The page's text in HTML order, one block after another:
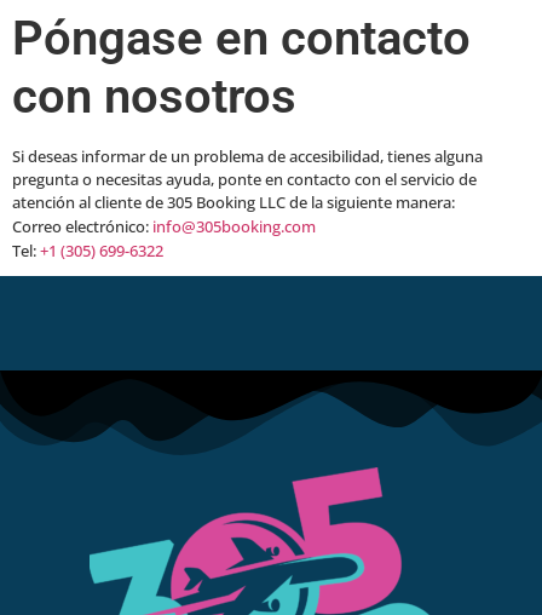
Póngase en contacto
con nosotros
Si deseas informar de un problema de accesibilidad, tienes alguna
pregunta o necesitas ayuda, ponte en contacto con el servicio de
atención al cliente de 305 Booking LLC de la siguiente manera:
Correo electrónico: info@305booking.com
Tel:+1 (305) 699-6322